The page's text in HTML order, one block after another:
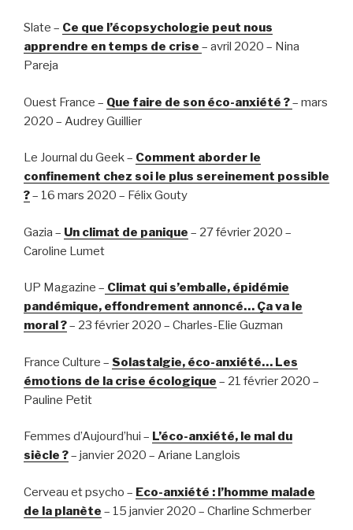
Slate – Ce que l’écopsychologie peut nous
apprendre en temps de crise – avril 2020 – Nina
Pareja
Ouest France – Que faire de son éco-anxiété ?– mars
2020 – Audrey Guillier
Le Journal du Geek – Comment aborder le
confinement chez soi le plus sereinement possible
?– 16 mars 2020 – Félix Gouty
Gazia – Un climat de panique – 27 février 2020 –
Caroline Lumet
UP Magazine – Climat qui s’emballe, épidémie
pandémique, effondrement annoncé… Ça va le
moral ?– 23 février 2020 – Charles-Elie Guzman
France Culture – Solastalgie, éco-anxiété… Les
émotions de la crise écologique – 21 février 2020 –
Pauline Petit
Femmes d’Aujourd’hui – L’éco-anxiété, le mal du
siècle ?– janvier 2020 – Ariane Langlois
Cerveau et psycho – Eco-anxiété : l’homme malade
de la planète – 15 janvier 2020 – Charline Schmerber